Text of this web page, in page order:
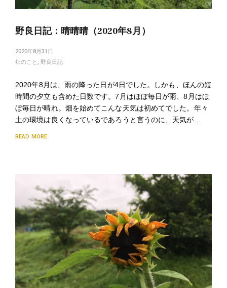
野良日記：晴晴晴（2020年8月）
2020年8月31日
畑のこと , 野良日記
2020年8月は、雨の降った日が4日でした。しかも、ほんの短
時間の夕立も含めた日数です。7月はほぼ毎日が雨、8月はほ
ぼ毎日が晴れ。畑を始めてこんな天気は初めてでした。年々
土の環境は良くなっているであろうと言うのに、天気が…
READ MORE